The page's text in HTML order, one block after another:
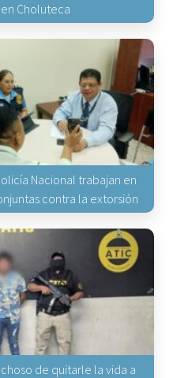
en Choluteca
Nacional trabajan en
contra la extorsión
de quitarle la vida a